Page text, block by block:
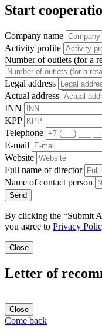
Start
Company name
Activity profile
Number of outlets (for a
Legal address
Actual address
INN
KPP
Telephone
E-mail
Website
Full name of director
Name of contact person
Send
By clicking the “Submit
you agree to Privacy
Close
Letter of
Close
Come back